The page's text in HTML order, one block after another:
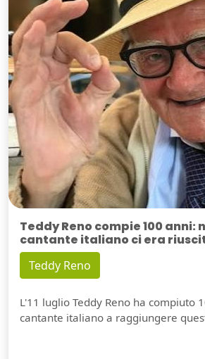
Teddy Reno compie 100 anni:
cantante italiano ci era
Teddy Reno
L'11 luglio Teddy Reno ha compiuto
cantante italiano a raggiungere